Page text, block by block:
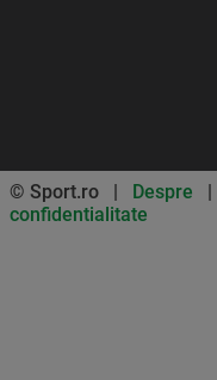
© Sport.ro | Despre |
confidentialitate